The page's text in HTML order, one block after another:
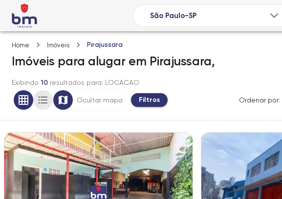
Home Imóveis Pirajussara
Imóveis para alugar em Pirajussara,
Exibindo 10 resultados para: LOCACAO
Ocultar mapa Filtros Ordenar por: